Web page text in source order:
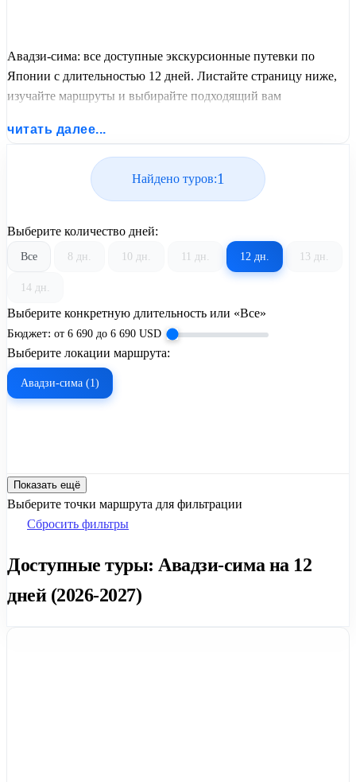
Авадзи-сима: все доступные экскурсионные путевки по
Японии с длительностью 12 дней. Листайте страницу ниже,
изучайте маршруты и выбирайте подходящий вам
United Travel Systems.
читать далее...
Найдено туров:1
Выберите количество дней:
Все 8 дн. 10 дн. 11 дн. 12 дн. 13 дн.
14 дн.
Выберите конкретную длительность или «Все»
Бюджет: от 6 690 до 6 690 USD
Выберите локации маршрута:
Авадзи-сима (1)
Показать ещё
Выберите точки маршрута для фильтрации
Сбросить фильтры
Доступные туры: Авадзи-сима на 12
дней (2026-2027)